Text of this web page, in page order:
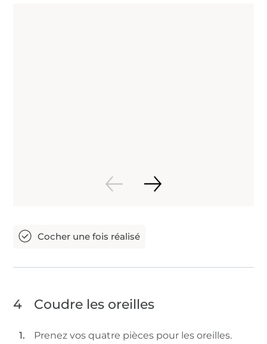
4 Coudre les oreilles
Prenez vos quatre pièces pour les oreilles.